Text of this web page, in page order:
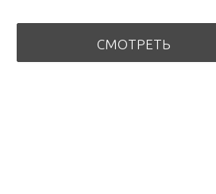
СМОТРЕТЬ